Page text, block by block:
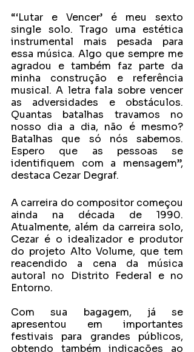
“‘Lutar e Vencer’ é meu sexto
single solo. Trago uma estética
instrumental mais pesada para
essa música. Algo que sempre me
agradou e também faz parte da
minha construção e referência
musical. A letra fala sobre vencer
as adversidades e obstáculos.
Quantas batalhas travamos no
nosso dia a dia, não é mesmo?
Batalhas que só nós sabemos.
Espero que as pessoas se
identifiquem com a mensagem”,
destaca Cezar Degraf.
A carreira do compositor começou
ainda na década de 1990.
Atualmente, além da carreira solo,
Cezar é o idealizador e produtor
do projeto Alto Volume, que tem
reacendido a cena da música
autoral no Distrito Federal e no
Entorno.
Com sua bagagem, já se
apresentou em importantes
festivais para grandes públicos,
obtendo também indicações ao